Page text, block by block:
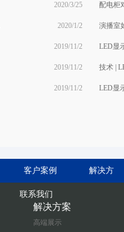
2020/3/25
2020/1/2
2019/11/2
2019/11/2
2019/11/2
配电柜
演播室
技术 |
LED显
客户案例 解决方
联系我们
解决方案
高端展示